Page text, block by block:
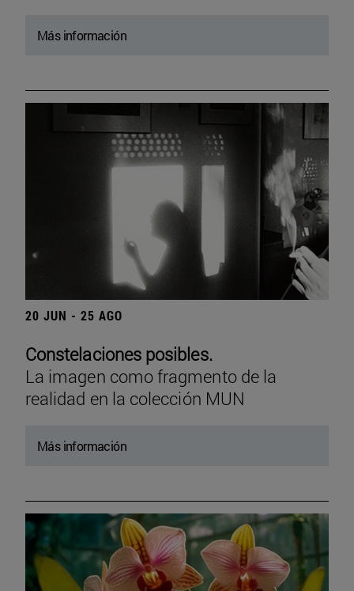
Más información
20 JUN - 25 AGO
Constelaciones posibles.
La imagen como fragmento de la
realidad en la colección MUN
Más información